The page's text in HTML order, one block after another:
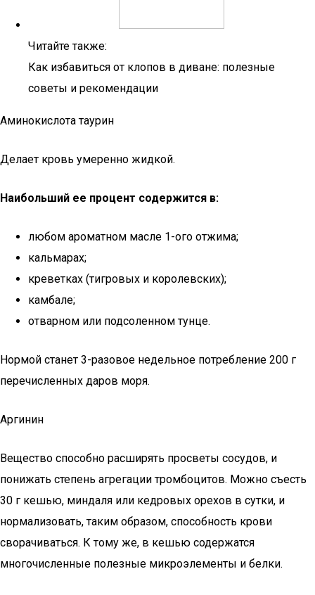
Читайте также:
Как избавиться от клопов в диване: полезные
советы и рекомендации
Аминокислота таурин
Делает кровь умеренно жидкой.
Наибольший ее процент содержится в:
любом ароматном масле 1-ого отжима;
кальмарах;
креветках (тигровых и королевских);
камбале;
отварном или подсоленном тунце.
Нормой станет 3-разовое недельное потребление 200 г
перечисленных даров моря.
Аргинин
Вещество способно расширять просветы сосудов, и
понижать степень агрегации тромбоцитов. Можно съесть
30 г кешью, миндаля или кедровых орехов в сутки, и
нормализовать, таким образом, способность крови
сворачиваться. К тому же, в кешью содержатся
многочисленные полезные микроэлементы и белки.